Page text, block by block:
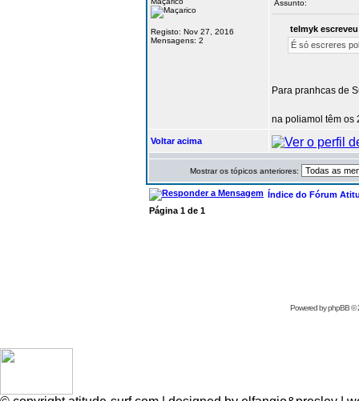
Registo: Nov 27, 2016
Mensagens: 2
Assunto:
telmyk
É só escreres
Para pranhcas de
na poliamol têm os
Voltar acima
Mostrar os tópicos anteriores:
Índice do Fórum
Página 1 de 1
Powered byphpBB©